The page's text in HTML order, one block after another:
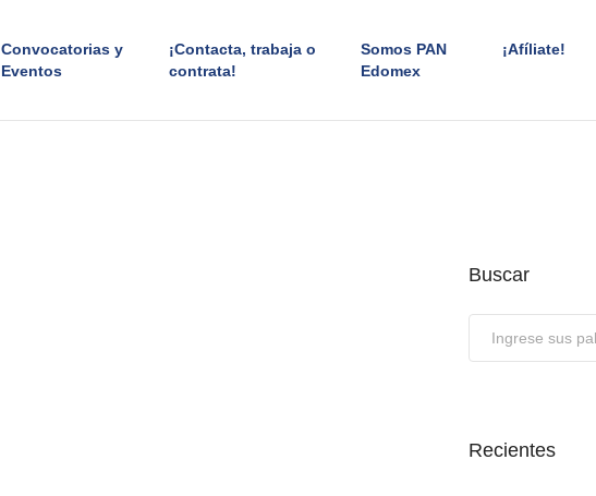
Convocatorias y
Eventos
¡Contacta, trabaja o
contrata!
Somos PAN
Edomex
¡Afíliate!
Buscar
Recientes